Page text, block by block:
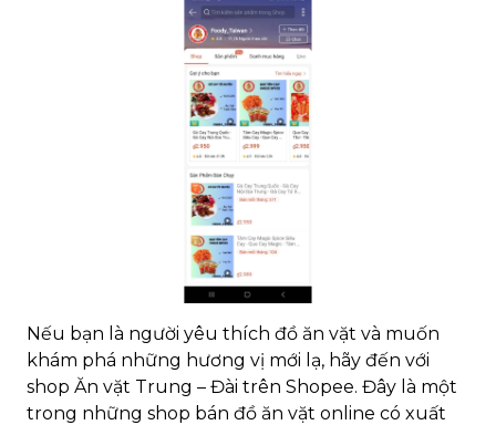
Nếu bạn là người yêu thích đồ ăn vặt và muốn
khám phá những hương vị mới lạ, hãy đến với
shop Ăn vặt Trung – Đài trên Shopee. Đây là một
trong những shop bán đồ ăn vặt online có xuất